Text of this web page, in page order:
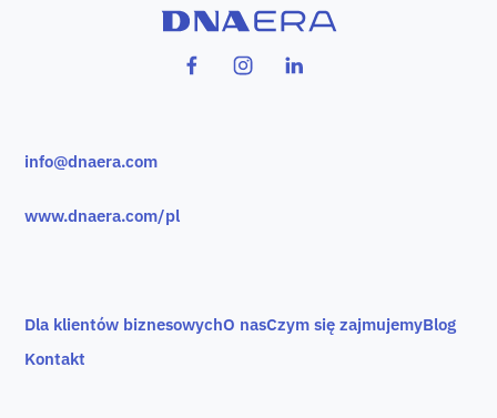
info@dnaera.com
www.dnaera.com/pl
Dla klientów biznesowychO nasCzym się zajmujemyBlog
Kontakt